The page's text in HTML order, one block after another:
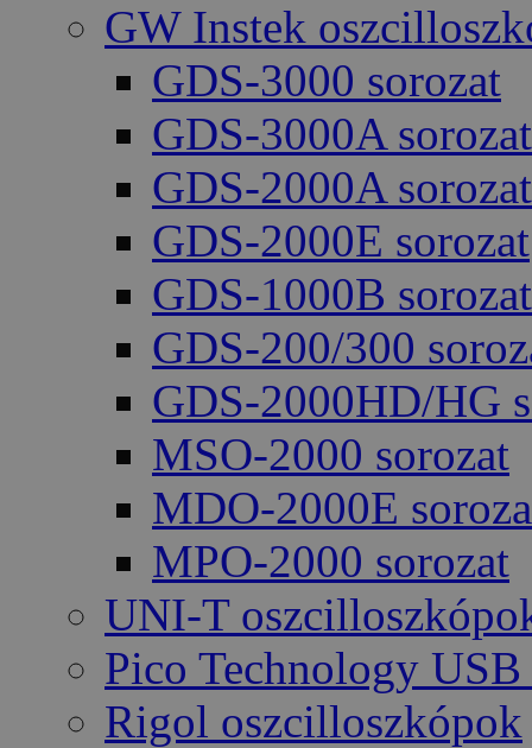
GW Instek
GDS-3000 sorozat
GDS-3000A sorozat
GDS-2000A sorozat
GDS-2000E sorozat
GDS-1000B sorozat
GDS-200/300
GDS-2000HD/HG
MSO-2000 sorozat
MDO-2000E
MPO-2000 sorozat
UNI-T
Pico Technology
Rigol oszcilloszkópok